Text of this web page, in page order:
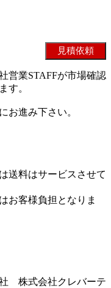
営業STAFFが市場確認
す。
お進み下さい。
送料はサービスさせて
お客様負担となりま
社 株式会社クレバーテ